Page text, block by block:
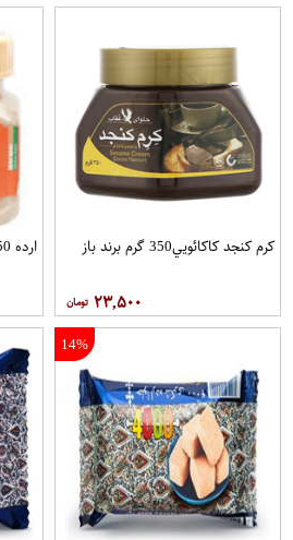
کرم کنجد کاکائويي350 گرم برند باز
۲۳,۵۰۰
ارده 350 گرمي برند شيررضا
14%